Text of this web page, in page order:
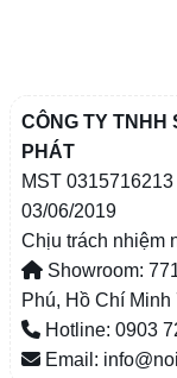
CÔNG TY TNHH
PHÁT
MST
03/06/2019
Chịu trách nhiệm
Showroom:
Phú, Hồ Chí
Hotline: 0903
Email: